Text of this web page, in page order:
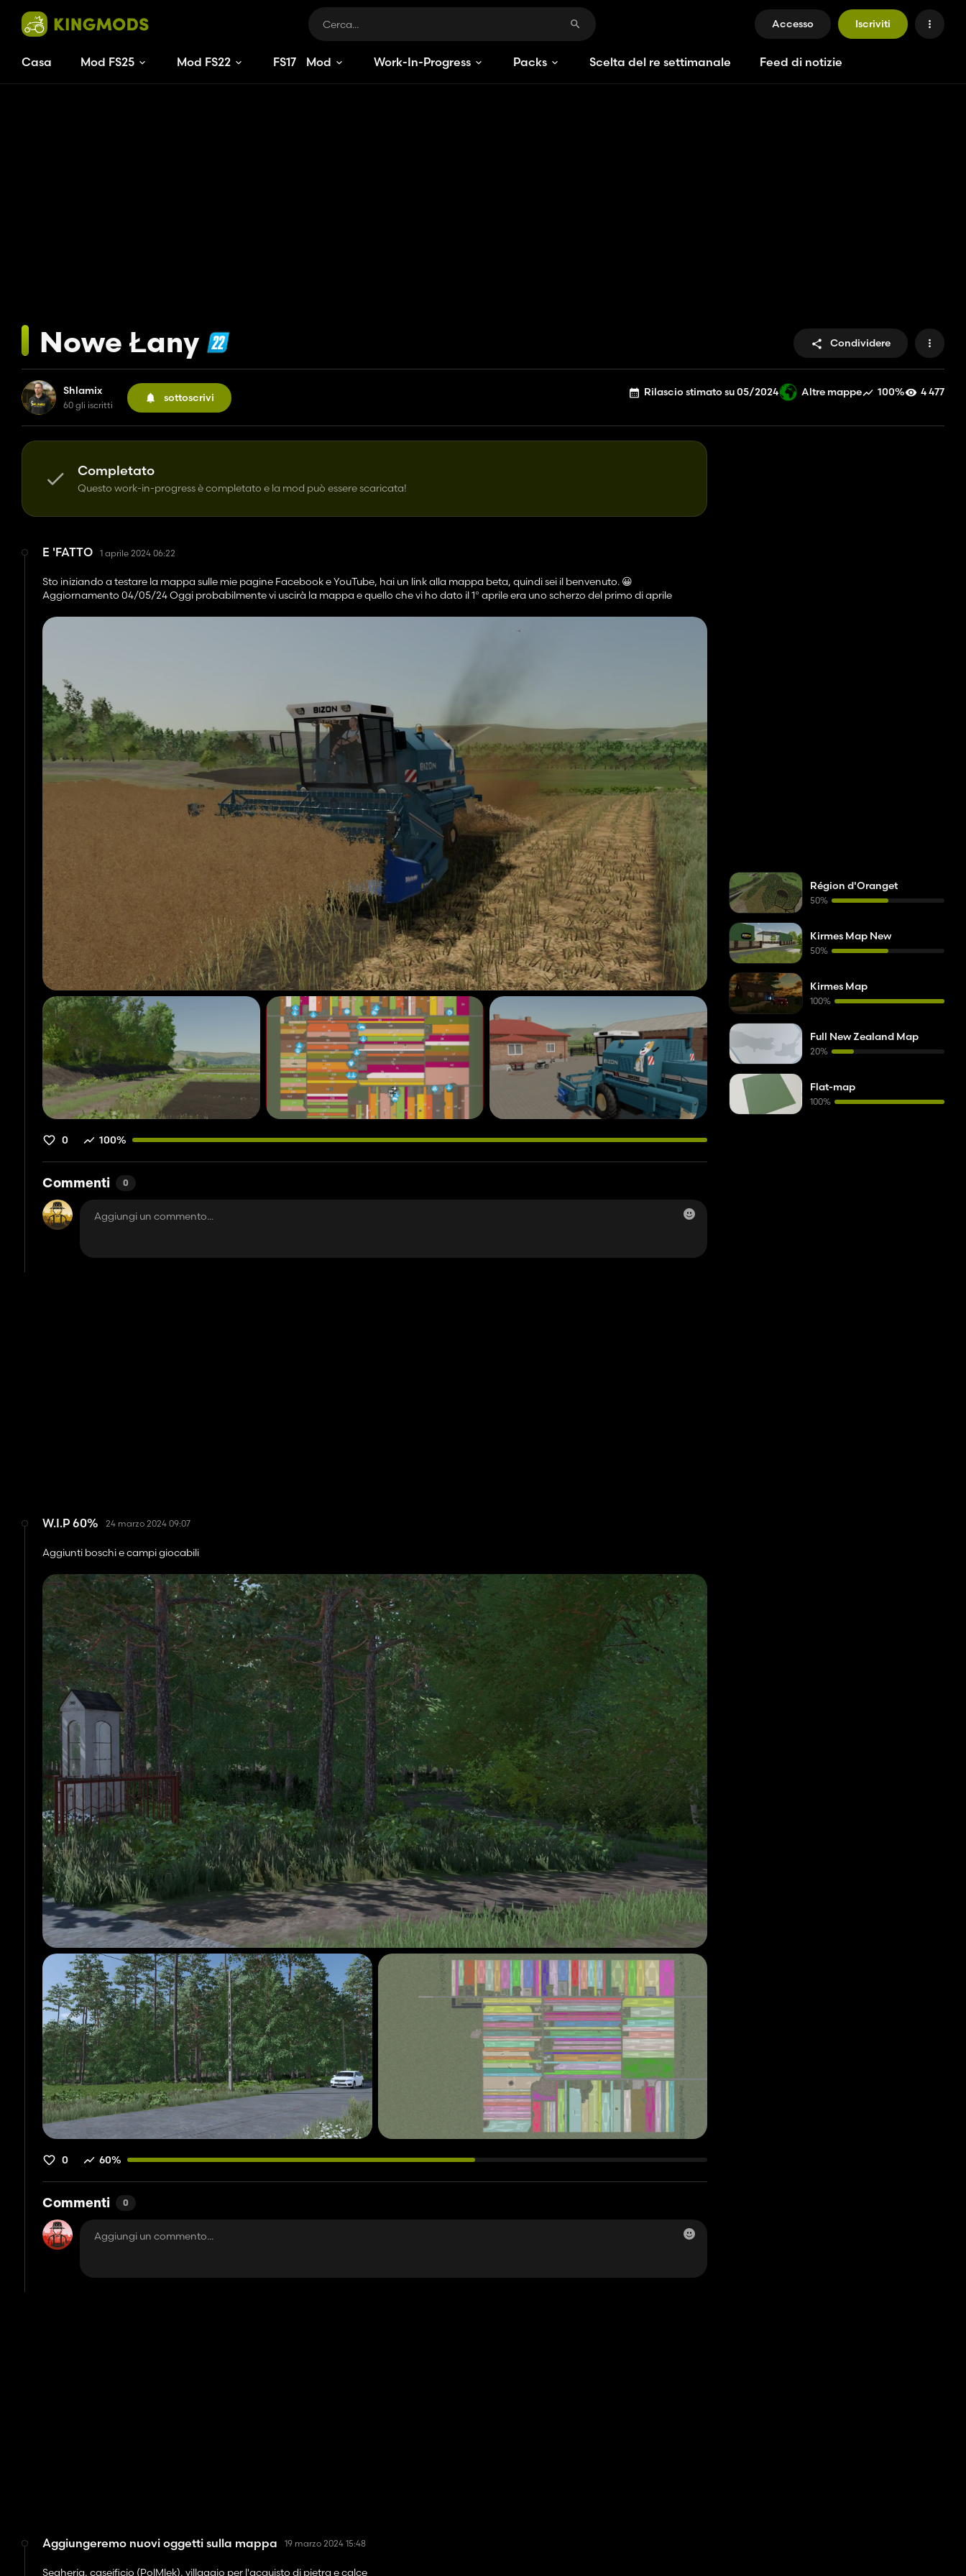
Accesso Iscriviti
Casa Mod FS25 Mod FS22 FS17 Mod Work-In-Progress Packs Scelta del re settimanale Feed di notizie
Nowe Łany Condividere
Shlamix
60 gli iscritti
sottoscrivi Rilascio stimato su 05/2024 Altre mappe 100% 4 477
Completato
Questo work-in-progress è completato e la mod può essere scaricata!
E 'FATTO 1 aprile 2024 06:22
Sto iniziando a testare la mappa sulle mie pagine Facebook e YouTube, hai un link alla mappa beta, quindi sei il benvenuto. 😀
Aggiornamento 04/05/24 Oggi probabilmente vi uscirà la mappa e quello che vi ho dato il 1° aprile era uno scherzo del primo di aprile
0 100%
Commenti 0
W.I.P 60% 24 marzo 2024 09:07
Aggiunti boschi e campi giocabili
0 60%
Commenti 0
Aggiungeremo nuovi oggetti sulla mappa 19 marzo 2024 15:48
Segheria, caseificio (PolMlek), villaggio per l'acquisto di pietra e calce
Région d'Oranget
50%
Kirmes Map New
50%
Kirmes Map
100%
Full New Zealand Map
20%
Flat-map
100%